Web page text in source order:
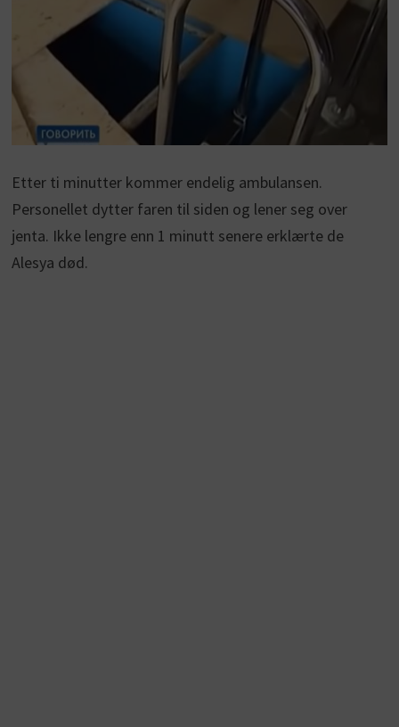
Etter ti minutter kommer endelig ambulansen.
Personellet dytter faren til siden og lener seg over
jenta. Ikke lengre enn 1 minutt senere erklærte de
Alesya død.